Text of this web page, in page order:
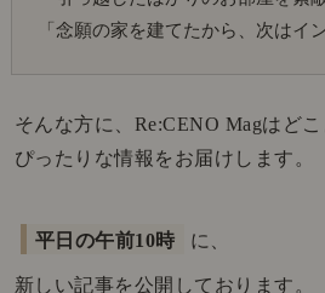
「念願の家を建てたから、次はイ
そんな方に、Re:CENO Magはど
ぴったりな情報をお届けします。
平日の午前10時 に、
新しい記事を公開しております。